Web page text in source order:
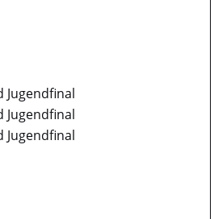
Jugendfinal
Jugendfinal
Jugendfinal